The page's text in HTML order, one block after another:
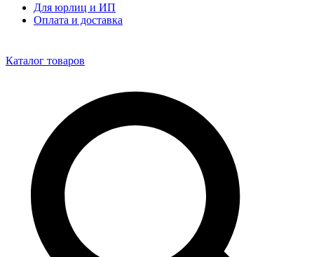
Для юрлиц и ИП
Оплата и доставка
Каталог товаров